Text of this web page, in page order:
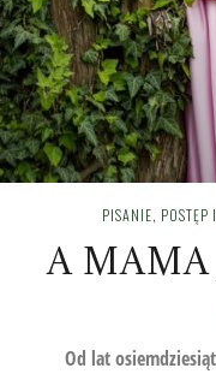
PISANIE, POSTĘP
A MAMA
Od lat